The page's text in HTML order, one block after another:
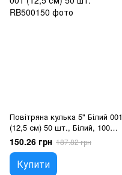
Повітряна кулька 5" Білий 001
(12,5 см) 50 шт., Білий, 100
шт., 5"/12.5см, Білий, Гелій
або повітря
150.26 грн 187.82 грн
Купити